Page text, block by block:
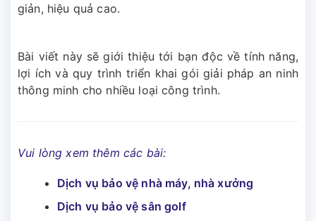
giản, hiệu quả cao.
Bài viết này sẽ giới thiệu tới bạn độc về tính năng,
lợi ích và quy trình triển khai gói giải pháp an ninh
thông minh cho nhiều loại công trình.
Vui lòng xem thêm các bài:
Dịch vụ bảo vệ nhà máy, nhà xưởng
Dịch vụ bảo vệ sân golf